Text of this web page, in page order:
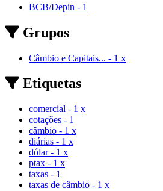
BCB/Depin - 1
Grupos
Câmbio e Capitais... - 1 x
Etiquetas
comercial - 1 x
cotações - 1
câmbio - 1 x
diárias - 1 x
dólar - 1 x
ptax - 1 x
taxas - 1
taxas de câmbio - 1 x